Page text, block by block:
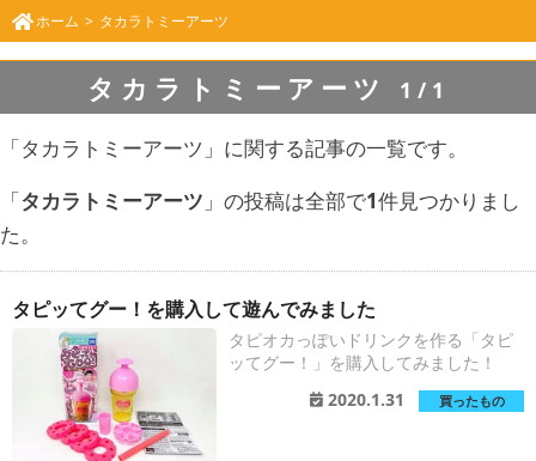
ホーム タカラトミーアーツ
タカラトミーアーツ 1/1
「タカラトミーアーツ」に関する記事の一覧です。
「タカラトミーアーツ 」の投稿は全部で1件見つかりまし
た。
タピッてグー！を購入して遊んでみました
タピオカっぽいドリンクを作る「タピ
ッてグー！」を購入してみました！
2020.1.31
買ったもの